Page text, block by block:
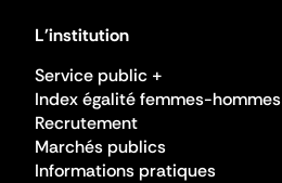
L'institution
Service public +
Index égalité femmes-hommes
Recrutement
Marchés publics
Informations pratiques